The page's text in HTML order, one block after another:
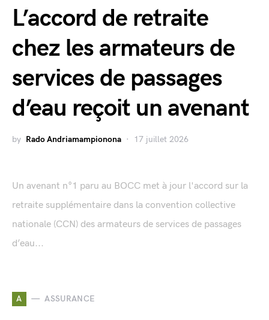
L’accord de retraite
chez les armateurs de
services de passages
d’eau reçoit un avenant
by Rado Andriamampionona 17 juillet 2026
Un avenant n°1 paru au BOCC met à jour l'accord sur la
retraite supplémentaire dans la convention collective
nationale (CCN) des armateurs de services de passages
d’eau...
A ASSURANCE